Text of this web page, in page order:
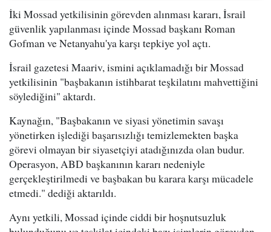
İki Mossad yetkilisinin görevden alınması kararı, İsrail
güvenlik yapılanması içinde Mossad başkanı Roman
Gofman ve Netanyahu'ya karşı tepkiye yol açtı.
İsrail gazetesi Maariv, ismini açıklamadığı bir Mossad
yetkilisinin "başbakanın istihbarat teşkilatını mahvettiğini
söylediğini" aktardı.
Kaynağın, "Başbakanın ve siyasi yönetimin savaşı
yönetirken işlediği başarısızlığı temizlemekten başka
görevi olmayan bir siyasetçiyi atadığınızda olan budur.
Operasyon, ABD başkanının kararı nedeniyle
gerçekleştirilmedi ve başbakan bu karara karşı mücadele
etmedi." dediği aktarıldı.
Aynı yetkili, Mossad içinde ciddi bir hoşnutsuzluk